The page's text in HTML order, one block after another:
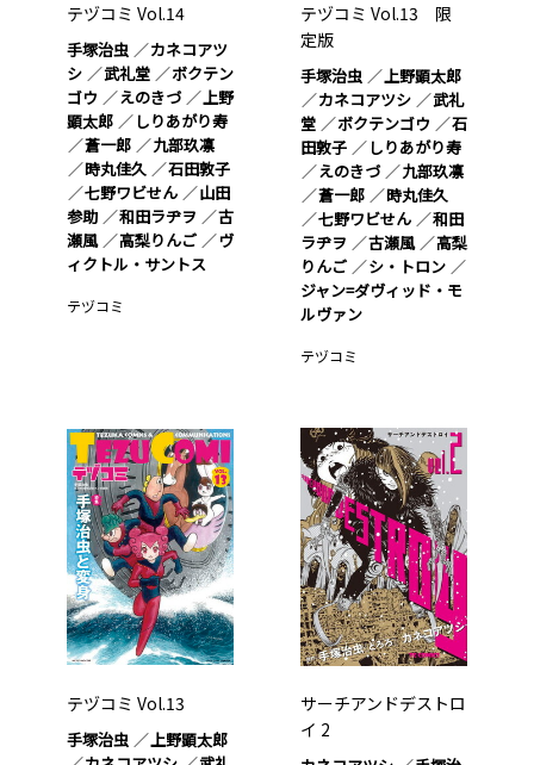
テヅコミ Vol.14
手塚治虫
カネコアツ
シ
武礼堂
ボクテン
ゴウ
えのきづ
上野
顕太郎
しりあがり寿
蒼一郎
九部玖凛
時丸佳久
石田敦子
七野ワビせん
山田
参助
和田ラヂヲ
古
瀬風
高梨りんご
ヴ
ィクトル・サントス
テヅコミ
テヅコミ Vol.13 限
定版
手塚治虫
上野顕太郎
カネコアツシ
武礼
堂
ボクテンゴウ
石
田敦子
しりあがり寿
えのきづ
九部玖凛
蒼一郎
時丸佳久
七野ワビせん
和田
ラヂヲ
古瀬風
高梨
りんご
シ・トロン
ジャン=ダヴィッド・モ
ルヴァン
テヅコミ
テヅコミ Vol.13
手塚治虫
上野顕太郎
サーチアンドデストロ
イ 2